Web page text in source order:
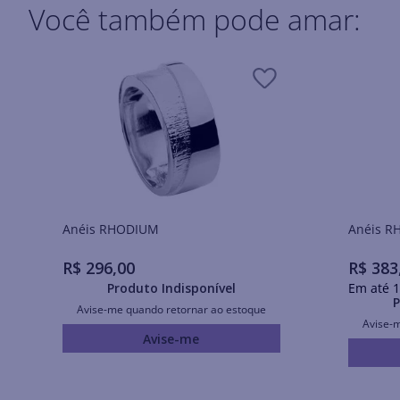
Você também pode amar:
Anéis RHODIUM
R$ 296,00
Produto Indisponível
Avise-me quando retornar ao estoque
Avise-me
R$ 383
Em até
Avise-